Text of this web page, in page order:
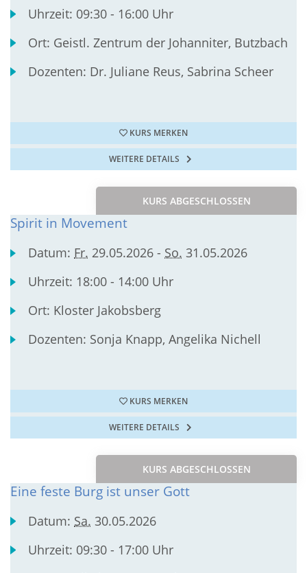
Uhrzeit: 09:30 - 16:00 Uhr
Ort: Geistl. Zentrum der Johanniter, Butzbach
Dozenten: Dr. Juliane Reus, Sabrina Scheer
KURS MERKEN
WEITERE DETAILS
KURS ABGESCHLOSSEN
Spirit in Movement
Datum: Fr. 29.05.2026 - So. 31.05.2026
Uhrzeit: 18:00 - 14:00 Uhr
Ort: Kloster Jakobsberg
Dozenten: Sonja Knapp, Angelika Nichell
KURS MERKEN
WEITERE DETAILS
KURS ABGESCHLOSSEN
Eine feste Burg ist unser Gott
Datum: Sa. 30.05.2026
Uhrzeit: 09:30 - 17:00 Uhr